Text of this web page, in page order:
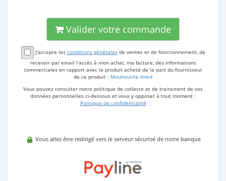
Valider votre commande
J'accepte les conditions généralesde ventes et de fonctionnement, de
recevoir par email l'accès à mon achat, ma facture, des informations
commerciales en rapport avec le produit acheté de la part du fournisseur
de ce produit : Mouhouche Imed
Vous pouvez consulter notre politique de collecte et de traitement de vos
données personnelles ci-dessous et vous y opposer à tout moment :
Politique de confidentialité
Vous allez être redirigé vers le serveur sécurisé de notre banque